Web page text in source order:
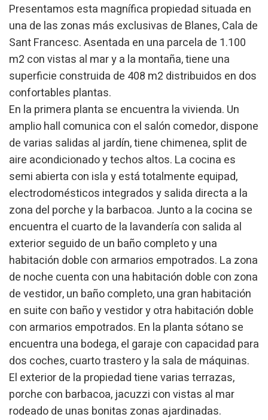
Presentamos esta magnífica propiedad situada en
una de las zonas más exclusivas de Blanes, Cala de
Sant Francesc. Asentada en una parcela de 1.100
m2 con vistas al mar y a la montaña, tiene una
superficie construida de 408 m2 distribuidos en dos
confortables plantas.
En la primera planta se encuentra la vivienda. Un
amplio hall comunica con el salón comedor, dispone
de varias salidas al jardín, tiene chimenea, split de
aire acondicionado y techos altos. La cocina es
semi abierta con isla y está totalmente equipad,
electrodomésticos integrados y salida directa a la
zona del porche y la barbacoa. Junto a la cocina se
encuentra el cuarto de la lavandería con salida al
exterior seguido de un baño completo y una
habitación doble con armarios empotrados. La zona
de noche cuenta con una habitación doble con zona
de vestidor, un baño completo, una gran habitación
en suite con baño y vestidor y otra habitación doble
con armarios empotrados. En la planta sótano se
encuentra una bodega, el garaje con capacidad para
dos coches, cuarto trastero y la sala de máquinas.
El exterior de la propiedad tiene varias terrazas,
porche con barbacoa, jacuzzi con vistas al mar
rodeado de unas bonitas zonas ajardinadas.
Modificar cookies
Técnicas y funcionales
Siempre activas
Este sitio web utiliza Cookies propias para recopilar
información con la finalidad de mejorar nuestros servicios.
Si continua navegando, supone la aceptación de la
instalación de las mismas. El usuario tiene la posibilidad
de configurar su navegador pudiendo, si así lo desea,
impedir que sean instaladas en su disco duro, aunque
deberá tener en cuenta que dicha acción podrá ocasionar
dificultades de navegación de la página web.
Analíticas y personalización
Permiten realizar el seguimiento y análisis del
comportamiento de los usuarios de este sitio web. La
información recogida mediante este tipo de cookies se
utiliza en la medición de la actividad de la web para la
el fin de introducir mejoras en función del análisis de los
datos de uso que hacen los usuarios del servicio. Permiten
guardar la información de preferencia del usuario para
mejorar la calidad de nuestros servicios y para ofrecer una
mejor experiencia a través de productos recomendados.
Marketing y publicidad
Estas cookies son utilizadas para almacenar información
sobre las preferencias y elecciones personales del usuario
a través de la observación continuada de sus hábitos de
navegación. Gracias a ellas, podemos conocer los hábitos